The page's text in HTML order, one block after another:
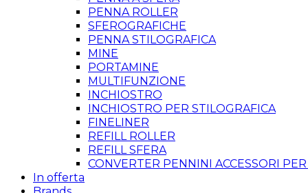
PENNA ROLLER
SFEROGRAFICHE
PENNA STILOGRAFICA
MINE
PORTAMINE
MULTIFUNZIONE
INCHIOSTRO
INCHIOSTRO PER STILOGRAFICA
FINELINER
REFILL ROLLER
REFILL SFERA
CONVERTER PENNINI ACCESSORI
In offerta